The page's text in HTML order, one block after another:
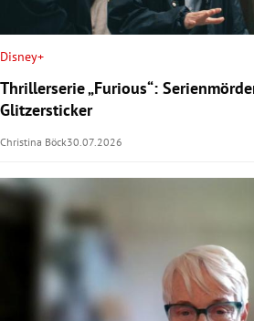
Disney+
Thrillerserie „Furious“:
Glitzersticker
Christina Böck30.07.2026